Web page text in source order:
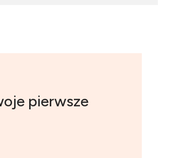
pierwsze